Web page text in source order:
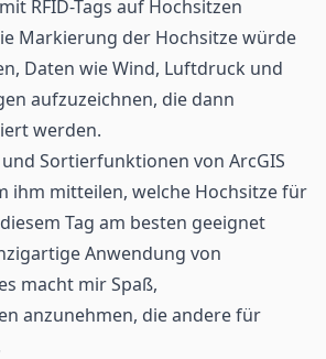
RFID-Tags auf Hochsitzen
Markierung der Hochsitze würde
Daten wie Wind, Luftdruck und
aufzuzeichnen, die dann
werden.
Sortierfunktionen von ArcGIS
ihm mitteilen, welche Hochsitze für
Tag am besten geeignet
Anwendung von
macht mir Spaß,
anzunehmen, die andere für